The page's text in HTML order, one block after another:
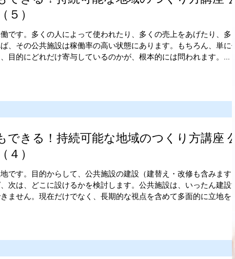
）
です。多くの人によって使われたり、多くの売上をあげたり、多く
、その公共施設は稼働率の高い状態にあります。もちろん、単に使
目的にどれだけ寄与しているのかが、根本的には問われます。...
できる！持続可能な地域のつくり方講座 公
）
です。目的からして、公共施設の建設（建替え・改修も含みます）
次は、どこに設けるかを検討します。公共施設は、いったん建設す
ません。現在だけでなく、長期的な視点を含めて多面的に立地を検